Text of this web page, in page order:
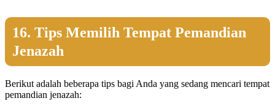
16. Tips Memilih Tempat Pemandian
Jenazah
Berikut adalah beberapa tips bagi Anda yang sedang mencari tempat
pemandian jenazah: